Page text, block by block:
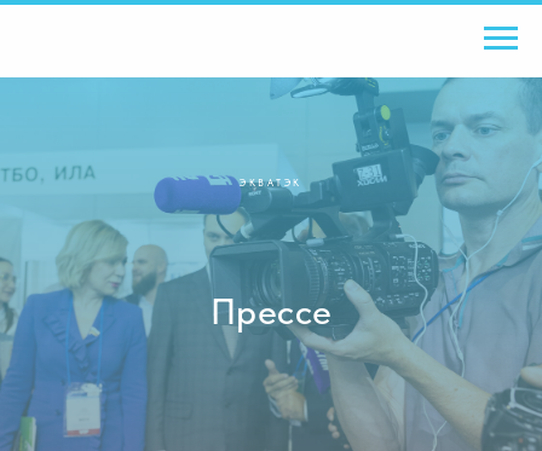
ЭКВАТЭК
Прессе